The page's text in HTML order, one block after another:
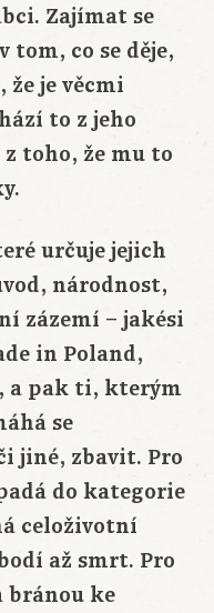
Zajímat se
tom, co se děje,
že je věcmi
to z jeho
toho, že mu to
určuje jejich
národnost,
zázemí – jakési
in Poland,
a pak ti, kterým
se
jiné, zbavit. Pro
do kategorie
celoživotní
až smrt. Pro
ke